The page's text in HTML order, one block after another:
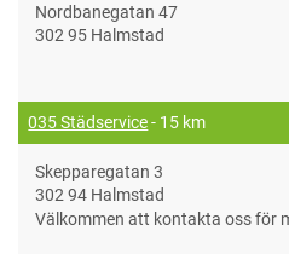
Nordbanegatan 47
302 95 Halmstad
035 Städservice- 15 km
Skepparegatan 3
302 94 Halmstad
Välkommen att kontakta oss för